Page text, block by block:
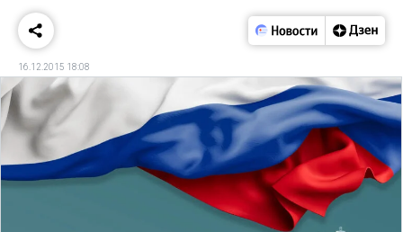
16.12.2015 18:08